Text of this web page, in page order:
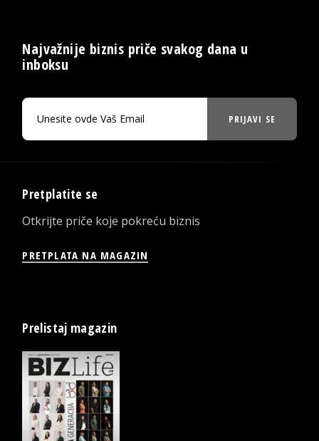
Najvažnije biznis priče svakog dana u
inboksu
PRIJAVI SE
Pretplatite se
Otkrijte priče koje pokreću biznis
PRETPLATA NA MAGAZIN
Prelistaj magazin